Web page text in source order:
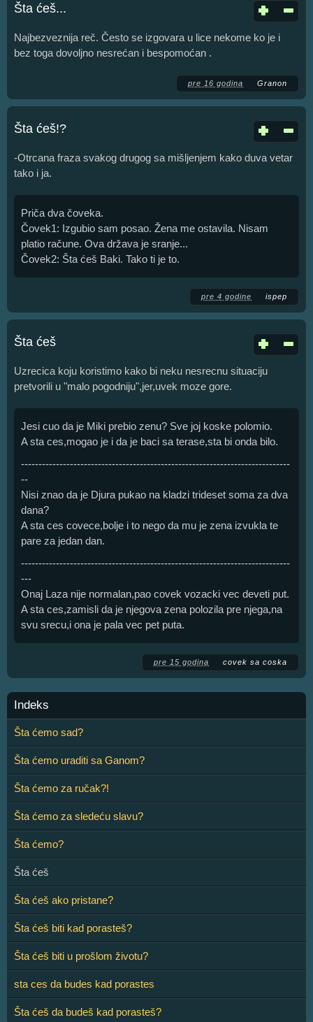
Šta ćeš...
Najbezveznija reč. Često se izgovara u lice nekome ko je i
bez toga dovoljno nesrećan i bespomoćan .
pre 16 godina Granon
Šta ćeš!?
-Otrcana fraza svakog drugog sa mišljenjem kako duva vetar
tako i ja.
Priča dva čoveka.
Čovek1: Izgubio sam posao. Žena me ostavila. Nisam
platio račune. Ova država je sranje...
Čovek2: Šta ćeš Baki. Tako ti je to.
pre 4 godine ispep
Šta ćeš
Uzrecica koju koristimo kako bi neku nesrecnu situaciju
pretvorili u "malo pogodniju",jer,uvek moze gore.
Jesi cuo da je Miki prebio zenu? Sve joj koske polomio.
A sta ces,mogao je i da je baci sa terase,sta bi onda bilo.
-----------------------------------------------------------------------------
--
Nisi znao da je Djura pukao na kladzi trideset soma za dva
dana?
A sta ces covece,bolje i to nego da mu je zena izvukla te
pare za jedan dan.
-----------------------------------------------------------------------------
---
Onaj Laza nije normalan,pao covek vozacki vec deveti put.
A sta ces,zamisli da je njegova zena polozila pre njega,na
svu srecu,i ona je pala vec pet puta.
pre 15 godina covek sa coska
Indeks
Šta ćemo sad?
Šta ćemo uraditi sa Ganom?
Šta ćemo za ručak?!
Šta ćemo za sledeću slavu?
Šta ćemo?
Šta ćeš
Šta ćeš ako pristane?
Šta ćeš biti kad porasteš?
Šta ćeš biti u prošlom životu?
sta ces da budes kad porastes
Šta ćeš da budeš kad porasteš?